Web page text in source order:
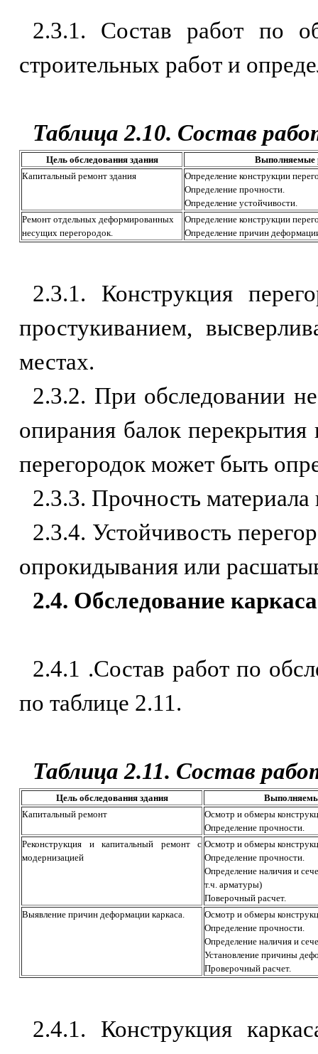
2.3.1. Состав работ по
строительных работ и
Таблица 2.10. Состав
Цель обследования здания
Выполняемые
Капитальный ремонт здания
Определение конструкции
Определение прочности.
Определение устойчивости.
Ремонт отдельных деформированных
несущих перегородок.
Определение конструкции
Определение причин
2.3.1. Конструкция
простукиванием,
местах.
2.3.2. При обследовании
опирания балок
перегородок может быть
2.3.3. Прочность материала
2.3.4. Устойчивость
опрокидывания или
2.4. Обследование
2.4.1 .Состав работ по
по таблице 2.11.
Таблица 2.11. Состав
Цель обследования здания
Капитальный ремонт
Осмотр и обмеры
Определение прочности.
Реконструкция и капитальный ремонт с
модернизацией
Осмотр и обмеры
Определение прочности.
Определение наличия и
т.ч. арматуры)
Поверочный расчет.
Выявление причин деформации каркаса.
Осмотр и обмеры
Определение прочности.
Определение наличия и
Установление причины
Проверочный расчет.
2.4.1. Конструкция